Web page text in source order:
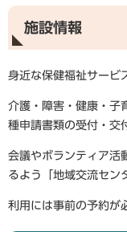
施設情報
身近な保健福祉サービ
介護・障害・健康・子
種申請書類の受付・交
会議やボランティア活
るよう「地域交流セン
利用には事前の予約が